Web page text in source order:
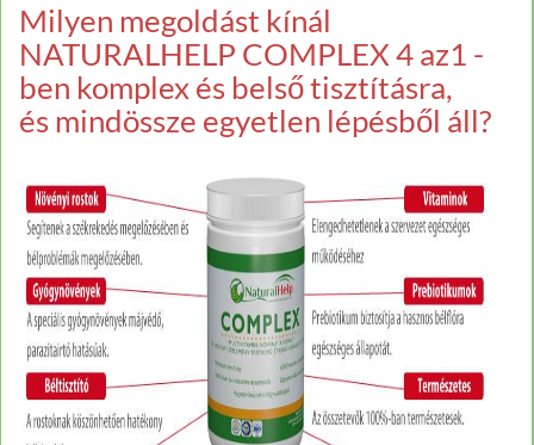
Milyen megoldást kínál
NATURALHELP COMPLEX 4 az1 -
ben komplex és belső tisztításra,
és mindössze egyetlen lépésből áll?